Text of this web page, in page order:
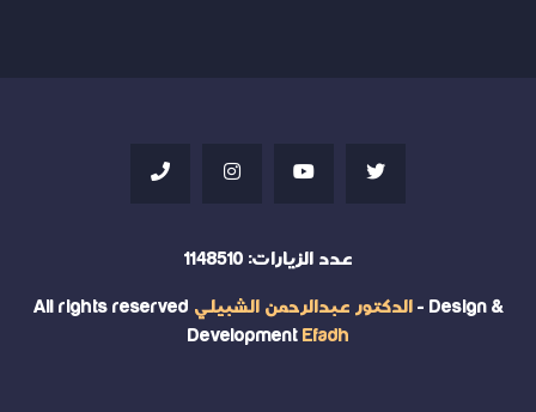
عدد الزيارات: 1148510
All rights reserved الدكتور عبدالرحمن الشبيلي - Design &
Development Efadh